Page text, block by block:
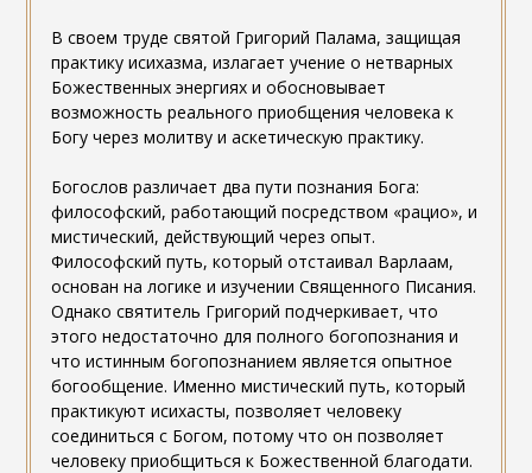
В своем труде святой Григорий Палама, защищая
практику исихазма, излагает учение о нетварных
Божественных энергиях и обосновывает
возможность реального приобщения человека к
Богу через молитву и аскетическую практику.
Богослов различает два пути познания Бога:
философский, работающий посредством «рацио», и
мистический, действующий через опыт.
Философский путь, который отстаивал Варлаам,
основан на логике и изучении Священного Писания.
Однако святитель Григорий подчеркивает, что
этого недостаточно для полного богопознания и
что истинным богопознанием является опытное
богообщение. Именно мистический путь, который
практикуют исихасты, позволяет человеку
соединиться с Богом, потому что он позволяет
человеку приобщиться к Божественной благодати.